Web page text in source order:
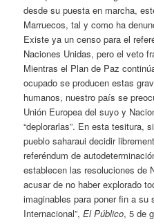
desde su puesta en marcha,
Marruecos, tal y como ha
Existe ya un censo para el
Naciones Unidas, pero el veto
Mientras el Plan de Paz
ocupado se producen estas
humanos, nuestro país se
Unión Europea del suyo y
“deplorarlas”. En esta tesitura,
pueblo saharaui decidir
referéndum de
establecen las resoluciones de
acusar de no haber explorado
imaginables para poner fin a su
Internacional”,El Público, 5 de